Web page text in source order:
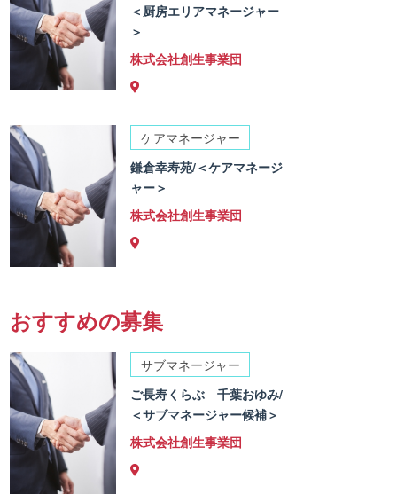
＜厨房エリアマネージャー
＞
株式会社創生事業団
ケアマネージャー
鎌倉幸寿苑/＜ケアマネージ
ャー＞
株式会社創生事業団
おすすめの募集
サブマネージャー
ご長寿くらぶ 千葉おゆみ/
＜サブマネージャー候補＞
株式会社創生事業団